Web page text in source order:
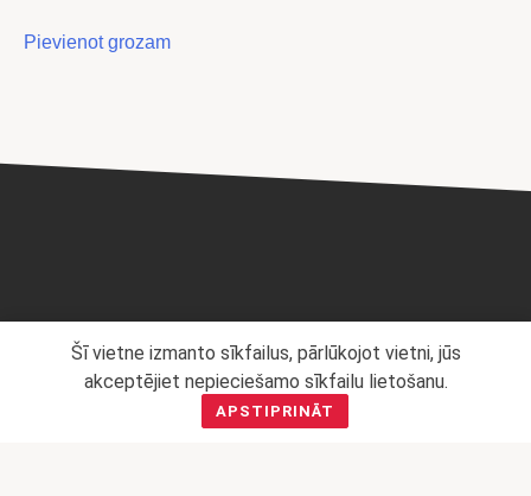
Pievienot grozam
Šī vietne izmanto sīkfailus, pārlūkojot vietni, jūs
akceptējiet nepieciešamo sīkfailu lietošanu.
APSTIPRINĀT
Mārketinga politika